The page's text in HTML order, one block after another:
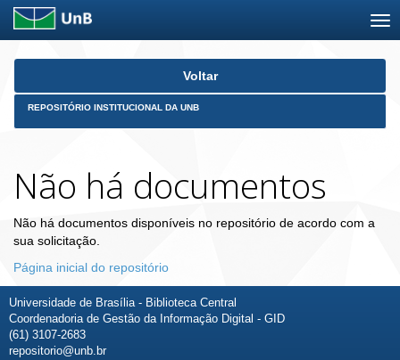
Skip
Voltar
REPOSITÓRIO INSTITUCIONAL DA UNB
Não há documentos
Não há documentos disponíveis no repositório de acordo com a
sua solicitação.
Página inicial do repositório
Universidade de Brasília - Biblioteca Central
Coordenadoria de Gestão da Informação Digital - GID
(61) 3107-2683
repositorio@unb.br